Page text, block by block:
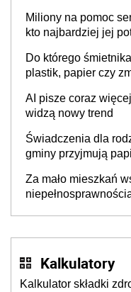
stołecznych
Miliony na pomoc
kto najbardziej jej
Do którego
plastik, papier czy
AI pisze coraz
widzą nowy trend
Świadczenia dla
gminy przyjmują
Za mało mieszkań
Kalkulatory
Kalkulator składki